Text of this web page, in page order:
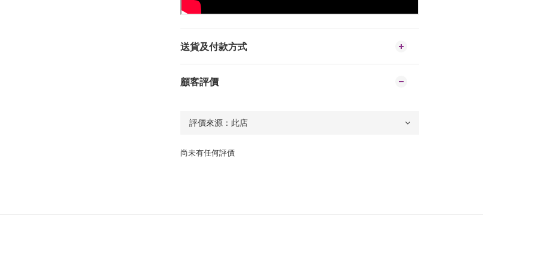
送貨及付款方式
顧客評價
尚未有任何評價